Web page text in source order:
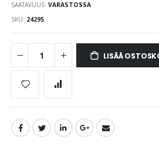
images
gallery
SAATAVUUS: VARASTOSSA
SKU 24295
LISÄÄ